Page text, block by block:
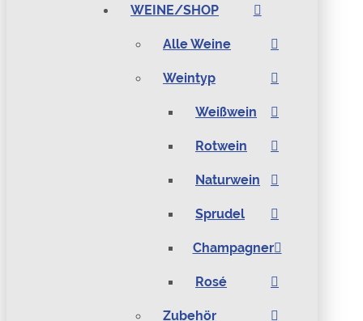
WEINE/SHOP
Alle Weine
Weintyp
Weißwein
Rotwein
Naturwein
Sprudel
Champagner
Rosé
Zubehör